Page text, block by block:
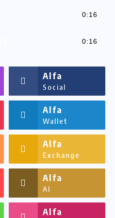
0:16
0:16
0:16
Alfa
Social
Alfa
Wallet
Alfa
Exchange
Alfa
AI
Alfa